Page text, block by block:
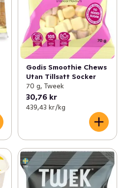
Godis Smoothie Chews
Utan Tillsatt Socker
70 g, Tweek
30,76 kr
439,43 kr /kg